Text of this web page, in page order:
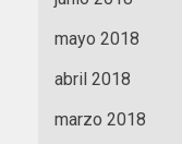
mayo 2018
abril 2018
marzo 2018